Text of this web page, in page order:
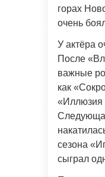
горах
очень
У актёра
После
важные
как
«Иллюзия
сезона
сыграл